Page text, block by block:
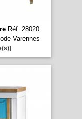
Réf. 28020
Varennes